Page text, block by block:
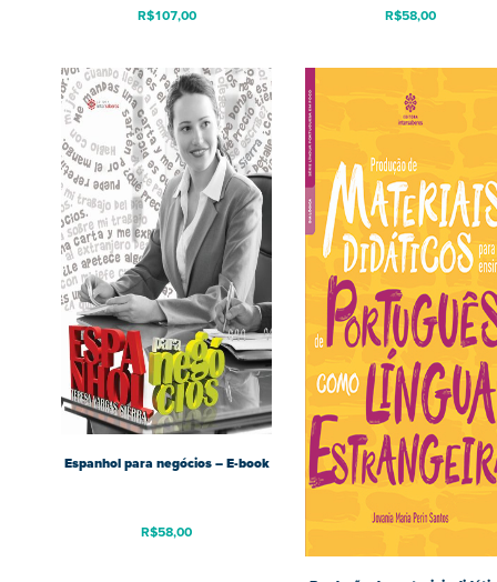
R$107,00 R$58,00
Espanhol para negócios – E-book
R$58,00